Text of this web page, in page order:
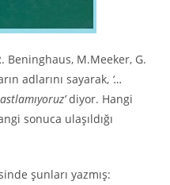
Beninghaus, M.Meeker, G.
adlarını sayarak, ‘…
diyor. Hangi
sonuca ulaşıldığı
şunları yazmış: